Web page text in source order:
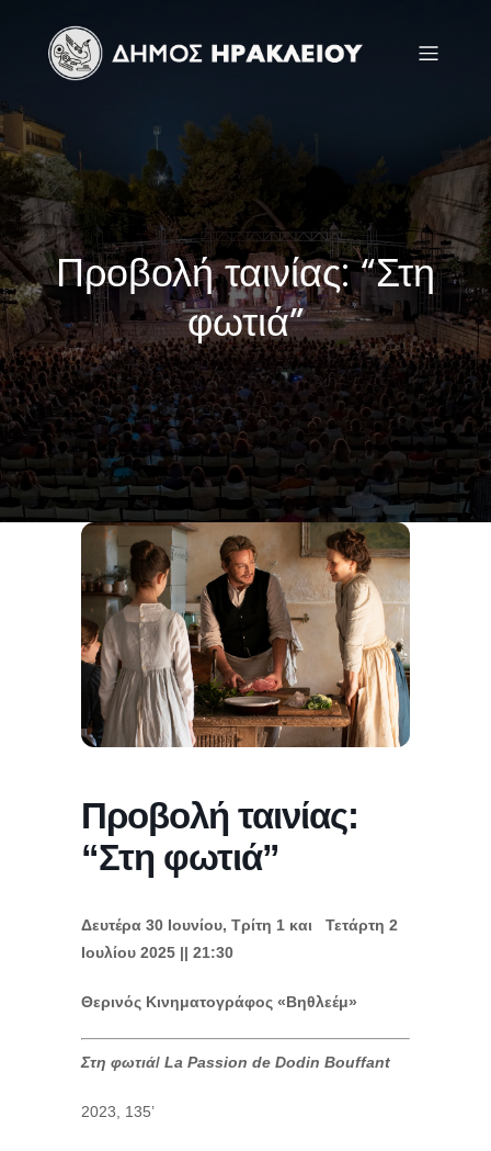
Προβολή ταινίας: “Στη
φωτιά”
Προβολή ταινίας:
“Στη φωτιά”
Δευτέρα 30 Ιουνίου, Τρίτη 1 και Τετάρτη 2
Ιουλίου 2025 || 21:30
Θερινός Κινηματογράφος «Βηθλεέμ»
Στη φωτιά/ La Passion de Dodin Bouffant
2023, 135’